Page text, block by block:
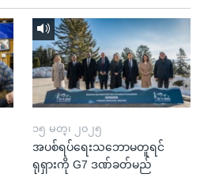
၁၅ မတ္၊ ၂၀၂၅
အပစ်ရပ်ရေးသဘောမတူရင်
ရုရှားကို G7 ဒဏ်ခတ်မည်